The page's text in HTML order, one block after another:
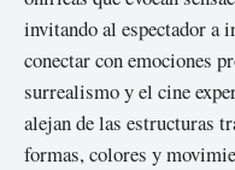
invitando al espectador a
conectar con emociones
surrealismo y el cine
alejan de las estructuras
formas, colores y